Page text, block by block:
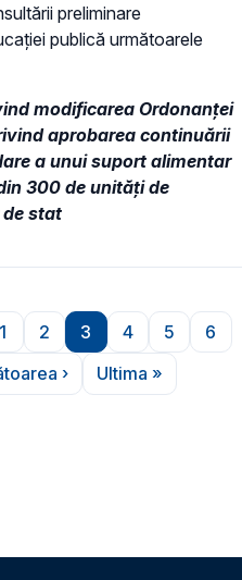
preliminare
publică următoarele
modificarea Ordonanței
aprobarea continuării
a unui suport alimentar
300 de unităţi de
stat
Pagina
1
Pagina
2
Pagina
3
Pagina
4
Pagina
5 6
Pagina următoare
›
Ultima pagină
Ultima »